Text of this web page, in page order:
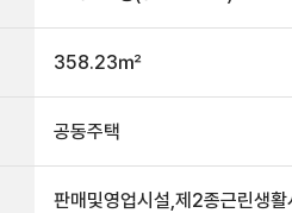
358.23㎡
공동주택
판매및영업시설,제2종근린생활